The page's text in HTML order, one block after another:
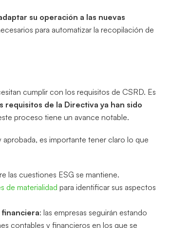
su operación a las nuevas
para automatizar la recopilación de
cumplir con los requisitos de CSRD. Es
requisitos de la Directiva ya han sido
proceso tiene un avance notable.
es importante tener claro lo que
las cuestiones ESG se mantiene.
de materialidad para identificar sus aspectos
: las empresas seguirán estando
contables y financieros en los que se